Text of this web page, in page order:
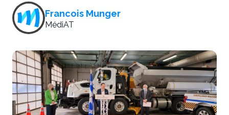
Francois Munger
MédiAT